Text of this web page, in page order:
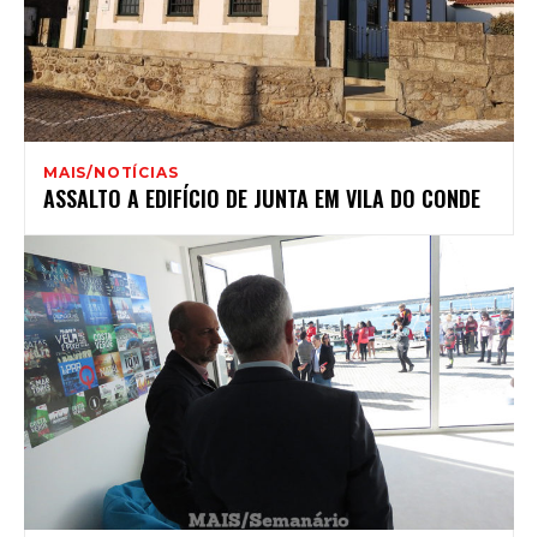
MAIS/NOTÍCIAS
ASSALTO A EDIFÍCIO DE JUNTA EM VILA DO CONDE